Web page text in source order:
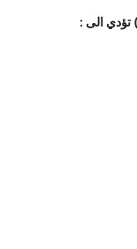
تؤدي الى :